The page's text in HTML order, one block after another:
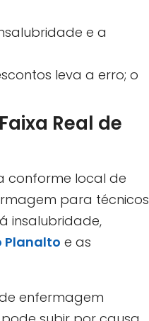
e a
leva a erro; o
Real de
conforme local de
para técnicos
insalubridade,
Planalto e as
enfermagem